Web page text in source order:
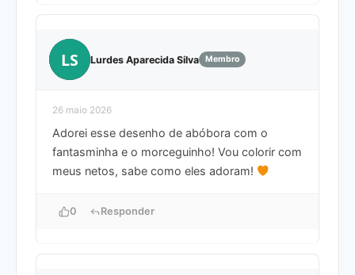
LS Lurdes Aparecida Silva Membro
26 maio 2026
Adorei esse desenho de abóbora com o
fantasminha e o morceguinho! Vou colorir com
meus netos, sabe como eles adoram!
0 Responder